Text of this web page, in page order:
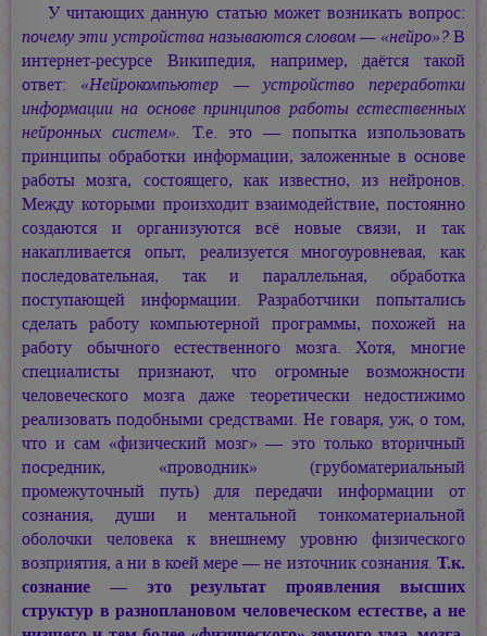
У читающих данную статью может возникать вопрос:
почему эти устройства называются словом — «нейро»?В
интернет-ресурсе Википедия, например, даётся такой
ответ: «Нейрокомпьютер — устройство переработки
информации на основе принципов работы естественных
нейронных систем». Т.е. это — попытка изпользовать
принципы обработки информации, заложенные в основе
работы мозга, состоящего, как известно, из нейронов.
Между которыми произходит взаимодействие, постоянно
создаются и организуются всё новые связи, и так
накапливается опыт, реализуется многоуровневая, как
последовательная, так и параллельная, обработка
поступающей информации. Разработчики попытались
сделать работу компьютерной программы, похожей на
работу обычного естественного мозга. Хотя, многие
специалисты признают, что огромные возможности
человеческого мозга даже теоретически недостижимо
реализовать подобными средствами. Не говаря, уж, о том,
что и сам «физический мозг» — это только вторичный
посредник, «проводник» (грубоматериальный
промежуточный путь) для передачи информации от
сознания, души и ментальной тонкоматериальной
оболочки человека к внешнему уровню физического
возприятия, а ни в коей мере — не източник сознания. Т.к.
сознание — это результат проявления высших
структур в разноплановом человеческом естестве, а не